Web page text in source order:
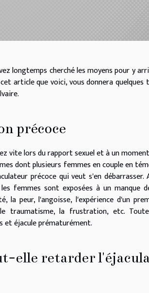
longtemps cherché les moyens pour y
article que voici, vous donnera
précoce
vite lors du rapport sexuel et à un
dont plusieurs femmes en couple en
précocequi veut s'en débarrasser.
femmes sont exposées à un manque
la peur, l'angoisse, l'expérience d'un
traumatisme, la frustration, etc.
et éjacule prématurément.
elle retarder